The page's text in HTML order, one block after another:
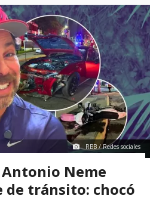
RBB / Redes sociales
Neme
de tránsito: chocó